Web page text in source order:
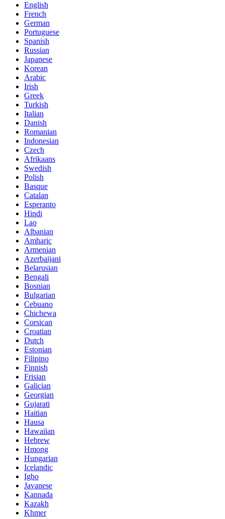
English
French
German
Portuguese
Spanish
Russian
Japanese
Korean
Arabic
Irish
Greek
Turkish
Italian
Danish
Romanian
Indonesian
Czech
Afrikaans
Swedish
Polish
Basque
Catalan
Esperanto
Hindi
Lao
Albanian
Amharic
Armenian
Azerbaijani
Belarusian
Bengali
Bosnian
Bulgarian
Cebuano
Chichewa
Corsican
Croatian
Dutch
Estonian
Filipino
Finnish
Frisian
Galician
Georgian
Gujarati
Haitian
Hausa
Hawaiian
Hebrew
Hmong
Hungarian
Icelandic
Igbo
Javanese
Kannada
Kazakh
Khmer